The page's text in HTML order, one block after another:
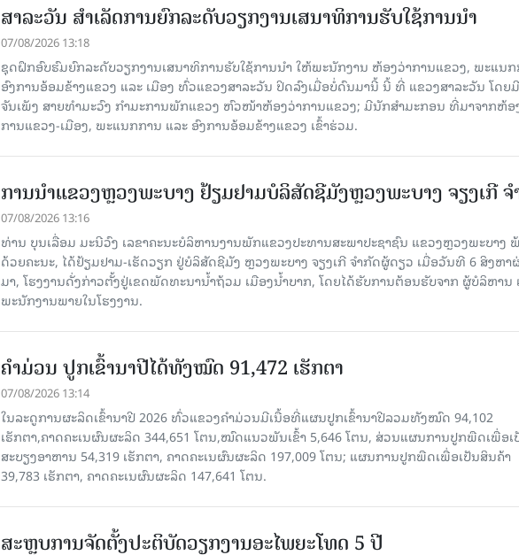
ສາລະວັນ ສໍາເລັດການຍົກລະດັບວຽກງານເສນາທິການຮັບໃຊ້ການນໍາ
07/08/2026 13:18
ຊຸດຝຶກອົບຮົມຍົກລະດັບວຽກງານເສນາທິການຮັບໃຊ້ການນໍາ ໃຫ້ພະນັກງານ ຫ້ອງວ່າການແຂວງ, ພະແນ
ອົງການອ້ອມຂ້າງແຂວງ ແລະ ເມືອງ ທົ່ວແຂວງສາລະວັນ ປິດລົງເມື່ອ​ບໍ່​ດົນ​ມາ​ນີ້ ນີ້ ທີ່ ແຂວງສາລະວັນ ໂດຍ​
ຈັນເພັງ ສາຍທຳມະວົງ ກຳມະການພັກແຂວງ ຫົວໜ້າຫ້ອງວ່າການແຂວງ; ມີນັກສຳມະກອນ ທີ່ມາຈາກຫ້ອ
ການແຂວງ-ເມືອງ, ພະແນກການ ແລະ ອົງການອ້ອມຂ້າງແຂວງ ເຂົ້າຮ່ວມ.
ການນຳແຂວງຫຼວງພະບາງ ຢ້ຽມ​ຢາມບໍ​ລິ​ສັດຊີມັງຫຼວງພະບາງ ຈຽງເກີ ຈໍ
07/08/2026 13:16
ທ່ານ ບຸນເລື່ອມ ມະນີວົງ ເລ​ຂາ​ຄະ​ນະ​ບໍ​ລິ​ຫານ​ງານ​ພັກແຂວງປະທານສະພາປະຊາຊົນ ແຂວງຫຼວງພະບາງ
ດ້ວຍຄະນະ, ໄດ້ຢ້ຽມຢາມ-ເຮັດວຽກ ຢູ່ບໍລິສັດຊີມັງ ຫຼວງພະບາງ ຈຽງເກີ ຈໍາກັດຜູ້ດຽວ ເມື່ອ​ວັນ​ທີ 6 ສິງ​ຫາ​
ມາ, ໂຮງ​ງານ​ດັ່ງ​ກ່າວຕັ້ງຢູ່ເຂດພັດທະນານ້ຳຖ້ວມ ເມືອງນໍ້າບາກ, ໂດຍໄດ້ຮັບການຕ້ອນຮັບຈາກ ຜູ້ບໍລິຫານ
ພະນັກງານພາຍໃນໂຮງງານ.
ຄໍາມ່ວນ ປູກເຂົ້ານາປີໄດ້ທັງໝົດ 91,472 ເຮັກຕາ
07/08/2026 13:14
ໃນລະດູການຜະລິດເຂົ້ານາປີ 2026 ທົ່ວແຂວງຄໍາມ່ວນມີເນື້ອທີ່ແຜນປູກເຂົ້ານາປີລວມທັງໝົດ 94,102
ເຮັກຕາ,ຄາດຄະເນຜົນຜະລິດ 344,651 ໂຕນ,ໝົດແນວພັນເຂົ້າ 5,646 ໂຕນ, ສ່ວນແຜນການປູກພືດເພື່ອເ
ສະບຽງອາຫານ 54,319 ເຮັກຕາ, ຄາດຄະເນຜົນຜະລິດ 197,009 ໂຕນ; ແຜນການປູກພືດເພື່ອເປັນສິນຄ້າ
39,783 ເຮັກຕາ, ຄາດຄະເນຜົນຜະລິດ 147,641 ໂຕນ.
ສະຫຼຸບການຈັດຕັ້ງປະຕິບັດວຽກງານອະໄພຍະໂທດ 5 ປີ